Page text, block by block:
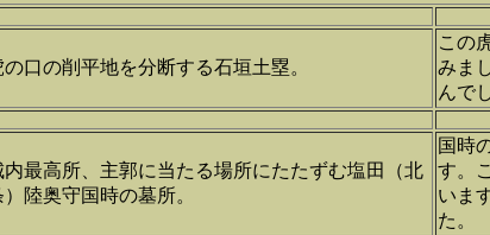
の口の削平地を分断する石垣土塁。
この
みま
んで
内最高所、主郭に当たる場所にたたずむ塩田（北
）陸奥守国時の墓所。
国時
す。
いま
た。